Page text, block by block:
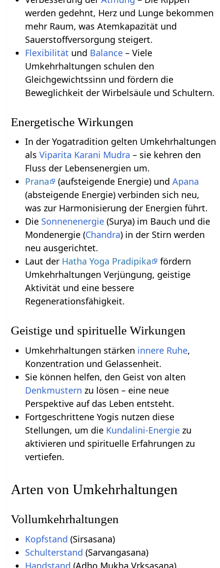
werden gedehnt, Herz und Lunge bekommen
mehr Raum, was Atemkapazität und
Sauerstoffversorgung steigert.
Flexibilität und Balance– Viele
Umkehrhaltungen schulen den
Gleichgewichtssinn und fördern die
Beweglichkeit der Wirbelsäule und Schultern.
Energetische Wirkungen
In der Yogatradition gelten Umkehrhaltungen
als Viparita Karani Mudra – sie kehren den
Fluss der Lebensenergien um.
Prana
(aufsteigende Energie) und Apana
(absteigende Energie) verbinden sich neu,
was zur Harmonisierung der Energien führt.
Die Sonnenenergie(Surya) im Bauch und die
Mondenergie (Chandra) in der Stirn werden
neu ausgerichtet.
Laut der Hatha Yoga Pradipika
fördern
Umkehrhaltungen Verjüngung, geistige
Aktivität und eine bessere
Regenerationsfähigkeit.
Geistige und spirituelle Wirkungen
Umkehrhaltungen stärken innere Ruhe,
Konzentration und Gelassenheit.
Sie können helfen, den Geist von alten
Denkmustern zu lösen – eine neue
Perspektive auf das Leben entsteht.
Fortgeschrittene Yogis nutzen diese
Stellungen, um die Kundalini-Energiezu
aktivieren und spirituelle Erfahrungen zu
vertiefen.
Arten von Umkehrhaltungen
Vollumkehrhaltungen
Kopfstand (Sirsasana)
Schulterstand (Sarvangasana)
Handstand (Adho Mukha Vrksasana)